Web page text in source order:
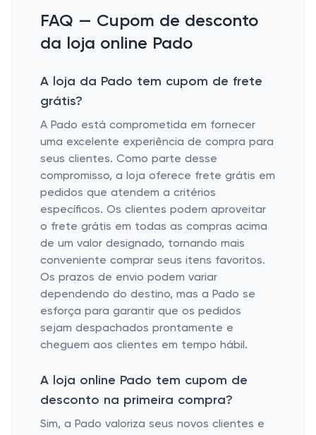
FAQ — Cupom de desconto
da loja online Pado
A loja da Pado tem cupom de frete
grátis?
A Pado está comprometida em fornecer
uma excelente experiência de compra para
seus clientes. Como parte desse
compromisso, a loja oferece frete grátis em
pedidos que atendem a critérios
específicos. Os clientes podem aproveitar
o frete grátis em todas as compras acima
de um valor designado, tornando mais
conveniente comprar seus itens favoritos.
Os prazos de envio podem variar
dependendo do destino, mas a Pado se
esforça para garantir que os pedidos
sejam despachados prontamente e
cheguem aos clientes em tempo hábil.
A loja online Pado tem cupom de
desconto na primeira compra?
Sim, a Pado valoriza seus novos clientes e